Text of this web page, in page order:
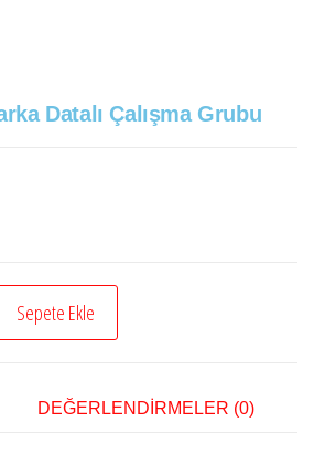
Datalı Çalışma Grubu
Sepete Ekle
DEĞERLENDIRMELER (0)